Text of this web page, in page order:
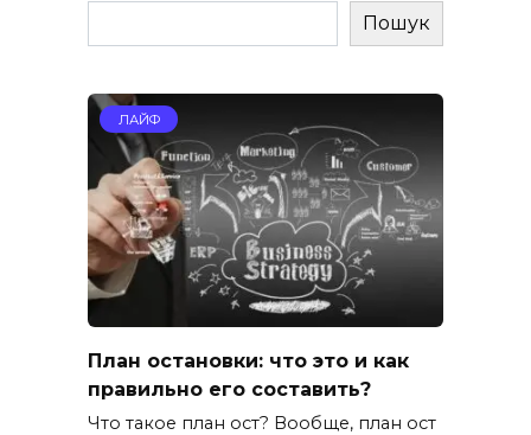
Пошук
ЛАЙФ
План остановки: что это и как
правильно его составить?
Что такое план ост? Вообще, план ост